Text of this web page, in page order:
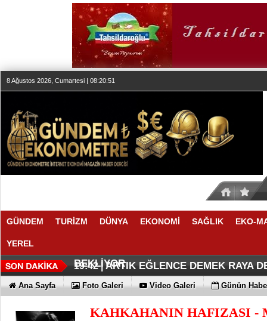
8 Ağustos 2026, Cumartesi | 08:20:51
GÜNDEM TURİZM DÜNYA EKONOMİ SAĞLIK EKO-
YEREL
20:00 |SEKTÖR, İSTİKRARLI BÜYÜME
BEKLİYOR
19:58 |MAKYÖZ CANSU DURKUN'DAN
19:42 |ARTIK EĞLENCE DEMEK RAYA
19:38 |İŞTE OYAK ÇİMENTO FARKI
19:36 |HER YÖNÜYLE MAXİMUM
19:30 |ÜÇÜNCÜ KEZ BULUTLARIN
19:27 |HOMEPORT STRATEJİSİ
SAĞLIYOR
07:09 |İŞTE O 500
Ana Sayfa Foto Galeri Video Galeri Günün
KAHKAHANIN HAFIZASI -